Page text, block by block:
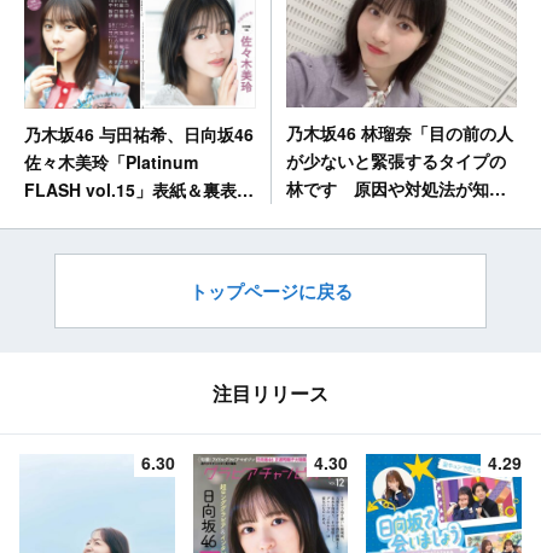
乃木坂46 与田祐希、日向坂46
佐々木美玲「Platinum
FLASH vol.15」表紙＆裏表紙
乃木坂46 林瑠奈「目の前の人
が少ないと緊張するタイプの
林です 原因や対処法が知り
トップページに戻る
注目リリース
6.30 4.30 4.29